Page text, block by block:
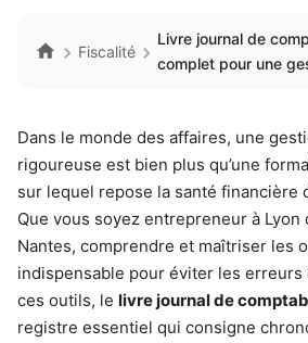
Fiscalité
Livre journal de
complet pour une
Dans le monde des affaires, une
rigoureuse est bien plus qu’une
sur lequel repose la santé financière
Que vous soyez entrepreneur à Lyon
Nantes, comprendre et maîtriser les
indispensable pour éviter les erreurs
ces outils, le livre journal de
registre essentiel qui consigne